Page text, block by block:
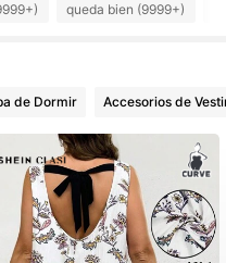
queda bien (9999+)
de Dormir Accesorios de